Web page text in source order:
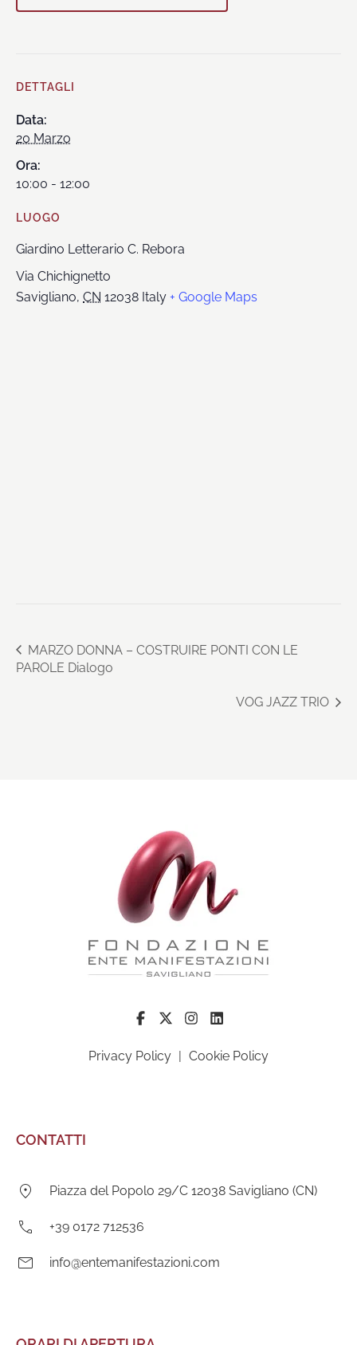
DETTAGLI
Data:
20 Marzo
Ora:
10:00 - 12:00
LUOGO
Giardino Letterario C. Rebora
Via Chichignetto
Savigliano, CN 12038 Italy + Google Maps
MARZO DONNA – COSTRUIRE PONTI CON LE
PAROLE Dialogo
VOG JAZZ TRIO
Privacy Policy Cookie Policy
CONTATTI
Indirizzo:
Piazza del Popolo 29/C 12038 Savigliano (CN)
Telefono:
+39 0172 712536
E-
info@entemanifestazioni.com